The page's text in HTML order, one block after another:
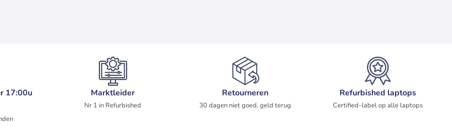
17:00u
Marktleider
Nr 1 in Refurbished
Retourneren
30 dagen niet goed, geld terug
Refurbished laptops
Certified-label op alle laptops